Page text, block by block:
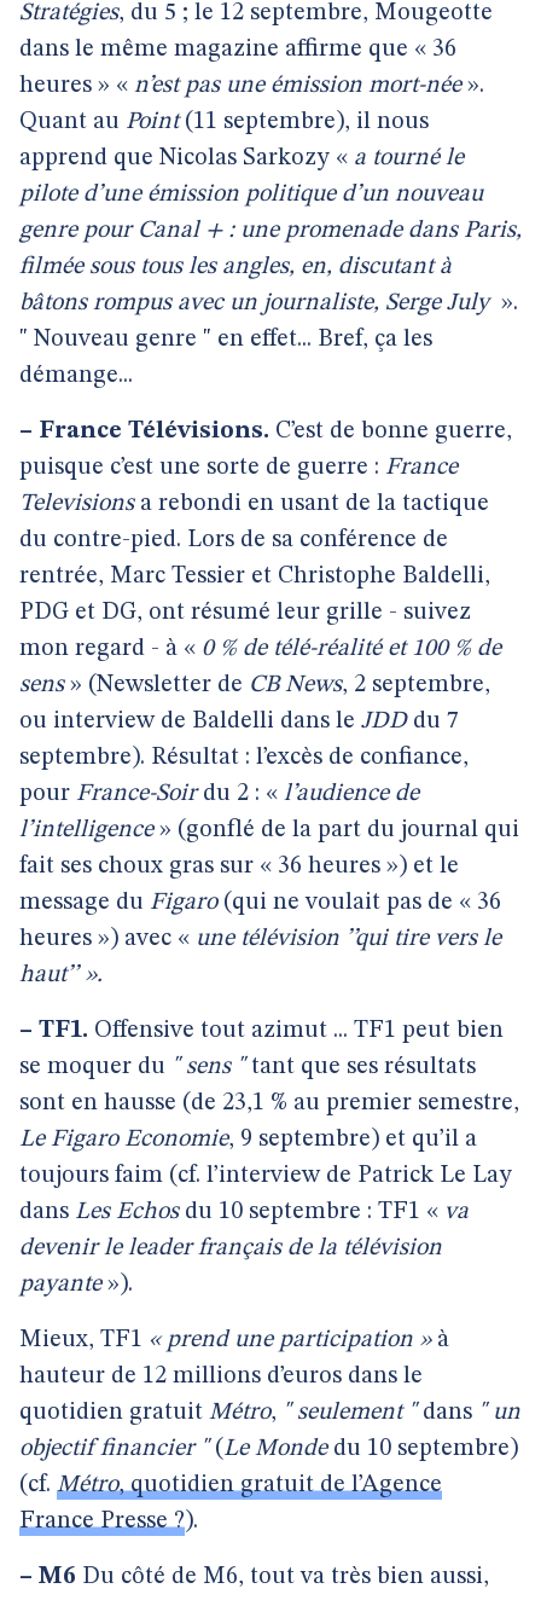
Stratégies, du 5 ; le 12 septembre, Mougeotte
dans le même magazine affirme que « 36
heures » « n’est pas une émission mort-née».
Quant au Point(11 septembre), il nous
apprend que Nicolas Sarkozy « a tourné le
pilote d’une émission politique d’un nouveau
genre pour Canal + : une promenade dans Paris,
filmée sous tous les angles, en, discutant à
bâtons rompus avec un journaliste, Serge July ».
" Nouveau genre " en effet... Bref, ça les
démange...
– France Télévisions. C’est de bonne guerre,
puisque c’est une sorte de guerre : France
Televisionsa rebondi en usant de la tactique
du contre-pied. Lors de sa conférence de
rentrée, Marc Tessier et Christophe Baldelli,
PDG et DG, ont résumé leur grille - suivez
mon regard - à « 0 % de télé-réalité et 100 % de
sens» (Newsletter de CB News, 2 septembre,
ou interview de Baldelli dans le JDDdu 7
septembre). Résultat : l’excès de confiance,
pour France-Soirdu 2 : « l’audience de
l’intelligence» (gonflé de la part du journal qui
fait ses choux gras sur « 36 heures ») et le
message du Figaro(qui ne voulait pas de « 36
heures ») avec « une télévision ’’qui tire vers le
haut’’ ».
– TF1. Offensive tout azimut ... TF1 peut bien
se moquer du " sens "tant que ses résultats
sont en hausse (de 23,1 % au premier semestre,
Le Figaro Economie, 9 septembre) et qu’il a
toujours faim (cf. l’interview de Patrick Le Lay
dans Les Echosdu 10 septembre : TF1 « va
devenir le leader français de la télévision
payante»).
Mieux, TF1 « prend une participation »à
hauteur de 12 millions d’euros dans le
quotidien gratuit Métro, " seulement "dans " un
objectif financier "(Le Mondedu 10 septembre)
(cf. Métro, quotidien gratuit de l’Agence
France Presse ?).
– M6 Du côté de M6, tout va très bien aussi,